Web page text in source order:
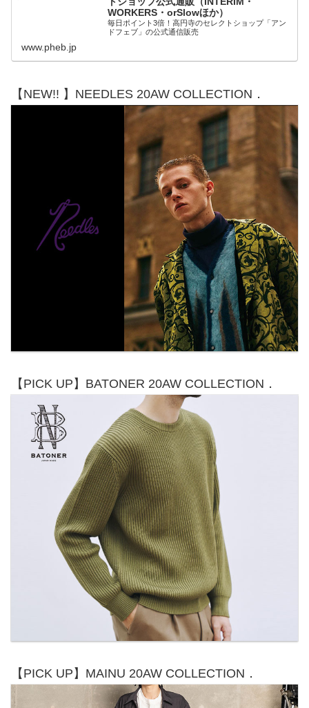
WORKERS・orSlowほか）
毎日ポイント3倍！高円寺のセレクトショップ「アン
ドフェブ」の公式通信販売
www.pheb.jp
【NEW!! 】NEEDLES 20AW COLLECTION．
【PICK UP】BATONER 20AW COLLECTION．
【PICK UP】MAINU 20AW COLLECTION．